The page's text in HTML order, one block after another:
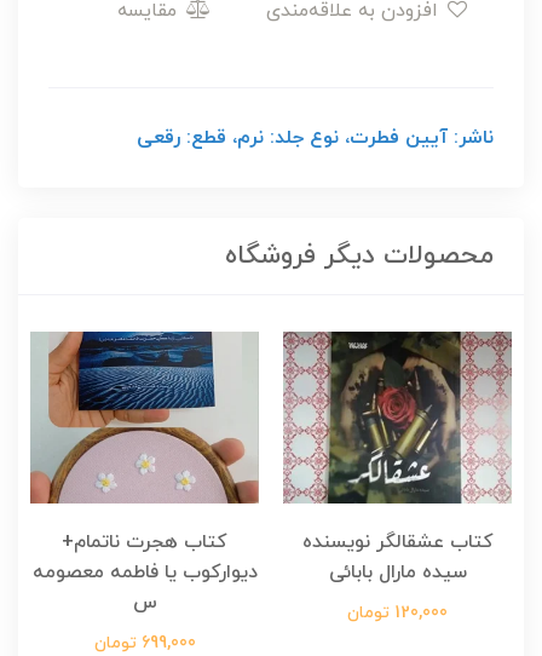
مقایسه
ناشر: آیین فطرت، نوع جلد: نرم، قطع: رقعی
محصولات دیگر فروشگاه
کتاب عشقالگر نویسنده
سیده مارال بابائی
120,000 تومان
کتاب هجرت ناتمام+
دیوارکوب یا فاطمه معصومه
س
699,000 تومان